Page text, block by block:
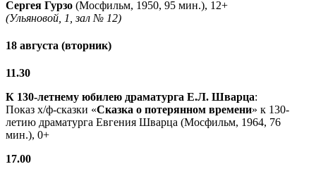
Сергея Гурзо (Мосфильм, 1950, 95 мин.), 12+
(Ульяновой, 1, зал № 12)
18 августа (вторник)
11.30
К 130-летнему юбилею драматурга Е.Л. Шварца:
Показ х/ф-сказки «Сказка о потерянном времени» к 130-
летию драматурга Евгения Шварца (Мосфильм, 1964, 76
мин.), 0+
17.00